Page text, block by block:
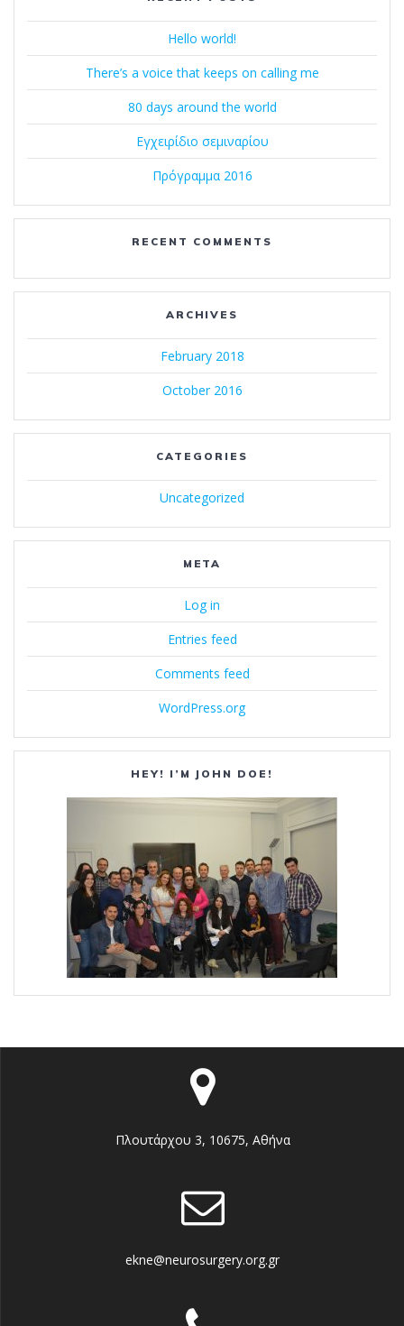
Hello world!
There’s a voice that keeps on calling me
80 days around the world
Εγχειρίδιο σεμιναρίου
Πρόγραμμα 2016
RECENT COMMENTS
ARCHIVES
February 2018
October 2016
CATEGORIES
Uncategorized
META
Log in
Entries feed
Comments feed
WordPress.org
HEY! I’M JOHN DOE!
Πλουτάρχου 3, 10675, Αθήνα
ekne@neurosurgery.org.gr